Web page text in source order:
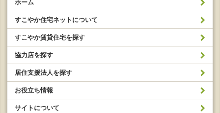
ホーム
すこやか住宅ネットについて
すこやか賃貸住宅を探す
協力店を探す
居住支援法人を探す
お役立ち情報
サイトについて